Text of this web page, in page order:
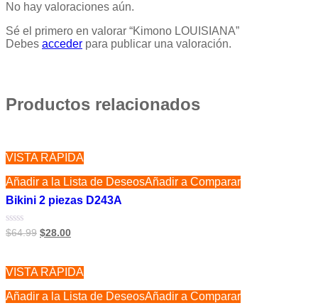
No hay valoraciones aún.
Sé el primero en valorar “Kimono LOUISIANA”
Debes acceder para publicar una valoración.
Productos relacionados
VISTA RÁPIDA
Añadir a la Lista de DeseosAñadir a Comparar
Bikini 2 piezas D243A
Valorado
5
$64.99 $28.00
VISTA RÁPIDA
Añadir a la Lista de DeseosAñadir a Comparar